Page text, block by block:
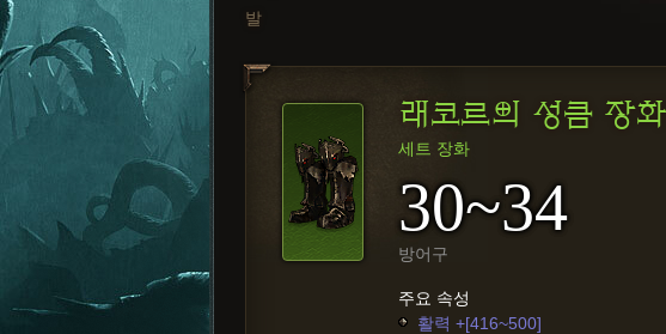
발
래코르의 성큼 장화
세트 장화
30~34
방어구
주요 속성
활력 +[416~500]